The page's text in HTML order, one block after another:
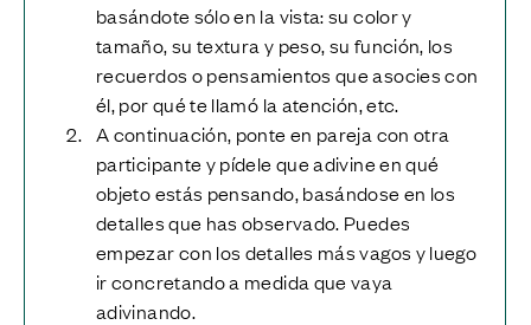
basándote sólo en la vista: su color y
tamaño, su textura y peso, su función, los
recuerdos o pensamientos que asocies con
él, por qué te llamó la atención, etc.
A continuación, ponte en pareja con otra
participante y pídele que adivine en qué
objeto estás pensando, basándose en los
detalles que has observado. Puedes
empezar con los detalles más vagos y luego
ir concretando a medida que vaya
adivinando.